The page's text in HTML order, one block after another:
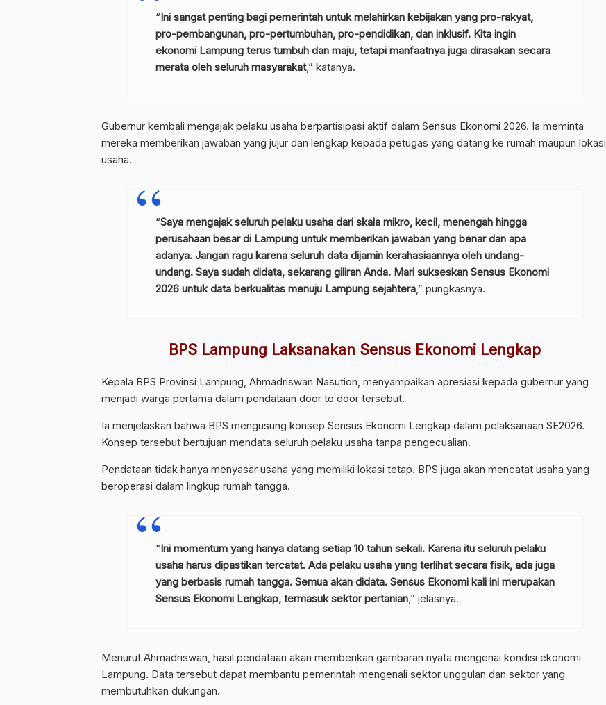
“Ini sangat penting bagi pemerintah untuk melahirkan kebijakan yang pro-rakyat,
pro-pembangunan, pro-pertumbuhan, pro-pendidikan, dan inklusif. Kita ingin
ekonomi Lampung terus tumbuh dan maju, tetapi manfaatnya juga dirasakan secara
merata oleh seluruh masyarakat,” katanya.
Gubernur kembali mengajak pelaku usaha berpartisipasi aktif dalam Sensus Ekonomi 2026. Ia meminta
mereka memberikan jawaban yang jujur dan lengkap kepada petugas yang datang ke rumah maupun lokasi
usaha.
“Saya mengajak seluruh pelaku usaha dari skala mikro, kecil, menengah hingga
perusahaan besar di Lampung untuk memberikan jawaban yang benar dan apa
adanya. Jangan ragu karena seluruh data dijamin kerahasiaannya oleh undang-
undang. Saya sudah didata, sekarang giliran Anda. Mari sukseskan Sensus Ekonomi
2026 untuk data berkualitas menuju Lampung sejahtera,” pungkasnya.
BPS Lampung Laksanakan Sensus Ekonomi Lengkap
Kepala BPS Provinsi Lampung, Ahmadriswan Nasution, menyampaikan apresiasi kepada gubernur yang
menjadi warga pertama dalam pendataan door to door tersebut.
Ia menjelaskan bahwa BPS mengusung konsep Sensus Ekonomi Lengkap dalam pelaksanaan SE2026.
Konsep tersebut bertujuan mendata seluruh pelaku usaha tanpa pengecualian.
Pendataan tidak hanya menyasar usaha yang memiliki lokasi tetap. BPS juga akan mencatat usaha yang
beroperasi dalam lingkup rumah tangga.
“Ini momentum yang hanya datang setiap 10 tahun sekali. Karena itu seluruh pelaku
usaha harus dipastikan tercatat. Ada pelaku usaha yang terlihat secara fisik, ada juga
yang berbasis rumah tangga. Semua akan didata. Sensus Ekonomi kali ini merupakan
Sensus Ekonomi Lengkap, termasuk sektor pertanian,” jelasnya.
Menurut Ahmadriswan, hasil pendataan akan memberikan gambaran nyata mengenai kondisi ekonomi
Lampung. Data tersebut dapat membantu pemerintah mengenali sektor unggulan dan sektor yang
membutuhkan dukungan.